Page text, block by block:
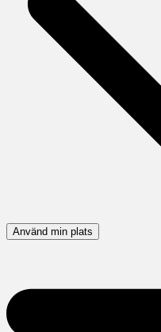
Använd min plats